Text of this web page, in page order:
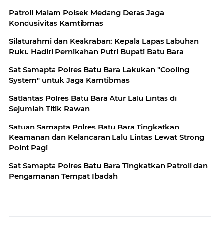
Patroli Malam Polsek Medang Deras Jaga
Kondusivitas Kamtibmas
Silaturahmi dan Keakraban: Kepala Lapas Labuhan
Ruku Hadiri Pernikahan Putri Bupati Batu Bara
Sat Samapta Polres Batu Bara Lakukan "Cooling
System" untuk Jaga Kamtibmas
Satlantas Polres Batu Bara Atur Lalu Lintas di
Sejumlah Titik Rawan
Satuan Samapta Polres Batu Bara Tingkatkan
Keamanan dan Kelancaran Lalu Lintas Lewat Strong
Point Pagi
Sat Samapta Polres Batu Bara Tingkatkan Patroli dan
Pengamanan Tempat Ibadah